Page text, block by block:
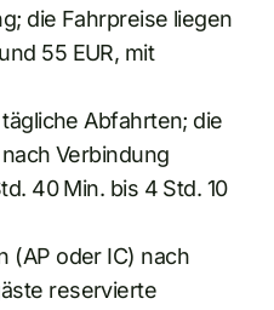
die Fahrpreise liegen
55 EUR, mit
Abfahrten; die
Verbindung
40 Min. bis 4 Std. 10
(AP oder IC) nach
reservierte